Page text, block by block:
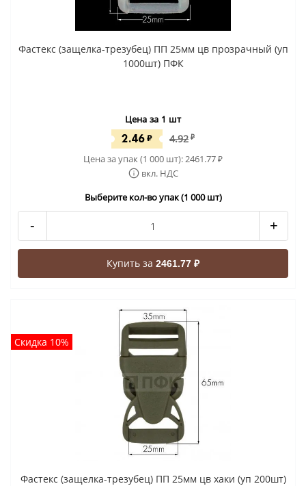
Фастекс (защелка-трезубец) ПП 25мм цв прозрачный (уп
1000шт) ПФК
Цена за 1 шт
2.46₽ 4.92 ₽
Цена за упак (1 000 шт):2461.77₽
вкл. НДС
Выберите кол-во упак (1 000 шт)
- +
Купить за 2461.77 ₽
Скидка 10%
Фастекс (защелка-трезубец) ПП 25мм цв хаки (уп 200шт)